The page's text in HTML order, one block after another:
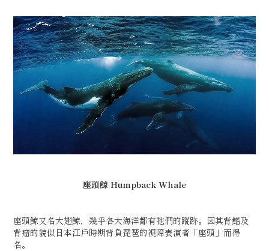
座頭鯨 Humpback Whale
座頭鯨又名大翅鯨，幾乎各大海洋都有牠們的蹤跡。因其背鰭及
背瘤的貌似日本江戶時期背負琵琶的視障表演者「座頭」而得
名。